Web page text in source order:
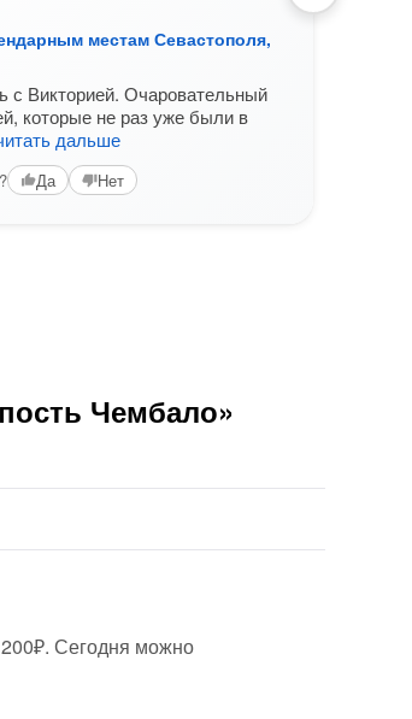
местам Севастополя,
с Викторией. Очаровательный
которые не раз уже были в
дальше
Да Нет
Чембало»
Сегодня можно